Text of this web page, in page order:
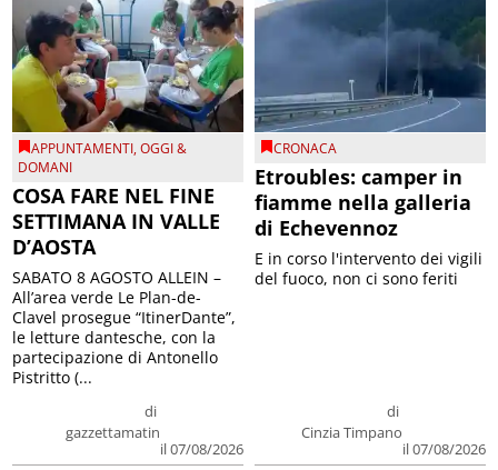
APPUNTAMENTI,OGGI &
DOMANI
COSA FARE NEL FINE
SETTIMANA IN VALLE
D’AOSTA
di
gazzettamatin
il 07/08/2026
SABATO 8 AGOSTO ALLEIN –
All’area verde Le Plan-de-
Clavel prosegue “ItinerDante”,
le letture dantesche, con la
partecipazione di Antonello
Pistritto (...
CRONACA
Etroubles: camper in
fiamme nella galleria
di Echevennoz
di
Cinzia Timpano
il 07/08/2026
E in corso l'intervento dei vigili
del fuoco, non ci sono feriti